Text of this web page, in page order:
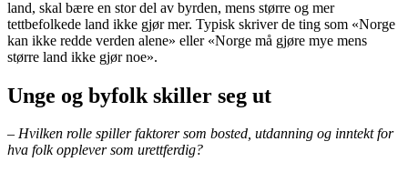
land, skal bære en stor del av byrden, mens større og mer
tettbefolkede land ikke gjør mer. Typisk skriver de ting som «Norge
kan ikke redde verden alene» eller «Norge må gjøre mye mens
større land ikke gjør noe».
Unge og byfolk skiller seg ut
– Hvilken rolle spiller faktorer som bosted, utdanning og inntekt for
hva folk opplever som urettferdig?